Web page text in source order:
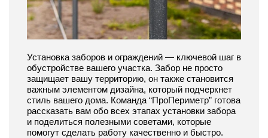
Установка заборов и ограждений — ключевой шаг в
обустройстве вашего участка. Забор не просто
защищает вашу территорию, он также становится
важным элементом дизайна, который подчеркнет
стиль вашего дома. Команда “ПроПериметр” готова
рассказать вам обо всех этапах установки забора
и поделиться полезными советами, которые
помогут сделать работу качественно и быстро.